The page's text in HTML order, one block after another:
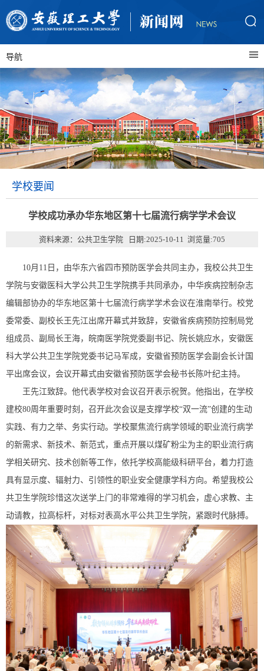
导航
学校要闻
学校成功承办华东地区第十七届流行病学学术会议
资料来源：公共卫生学院 日期:2025-10-11 浏览量:705
10月11日，由华东六省四市预防医学会共同主办，我校公共卫生
学院与安徽医科大学公共卫生学院携手共同承办，中华疾病控制杂志
编辑部协办的华东地区第十七届流行病学学术会议在淮南举行。校党
委常委、副校长王先江出席开幕式并致辞，安徽省疾病预防控制局党
组成员、副局长王海，皖南医学院党委副书记、院长姚应水，安徽医
科大学公共卫生学院党委书记马军成，安徽省预防医学会副会长计国
平出席会议，会议开幕式由安徽省预防医学会秘书长陈叶纪主持。
王先江致辞。他代表学校对会议召开表示祝贺。他指出，在学校
建校80周年重要时刻，召开此次会议是支撑学校“双一流”创建的生动
实践、有力之举、务实行动。学校聚焦流行病学领域的职业流行病学
的新需求、新技术、新范式，重点开展以煤矿粉尘为主的职业流行病
学相关研究、技术创新等工作，依托学校高能级科研平台，着力打造
具有显示度、辐射力、引领性的职业安全健康学科方向。希望我校公
共卫生学院珍惜这次送学上门的非常难得的学习机会，虚心求教、主
动请教，拉高标杆，对标对表高水平公共卫生学院，紧跟时代脉搏。